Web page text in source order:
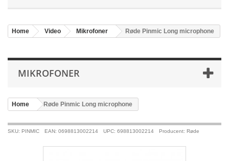
Home Video Mikrofoner Røde Pinmic Long microphone
MIKROFONER
Home >Røde Pinmic Long microphone
SKU: PINMIC EAN: 0698813002214 UPC: 698813002214 Producent: Røde